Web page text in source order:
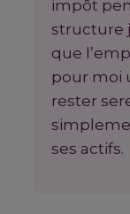
impôt
structure
que
pour moi
rester
ses actifs.